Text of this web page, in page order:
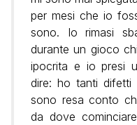
per mesi che io
sono. Io rimasi
durante un gioco
ipocrita e io presi
dire: ho tanti
sono resa conto
da dove